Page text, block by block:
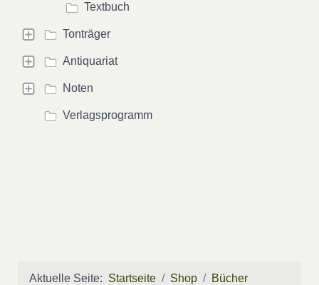
Textbuch
Tonträger
Antiquariat
Noten
Verlagsprogramm
Aktuelle Seite: Startseite Shop
Bücher